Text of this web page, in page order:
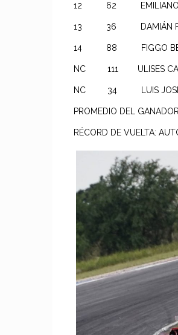
12 62 EMILIANO
13 36 DAMIÁN
14 88 FIGGO
NC 111 ULISES
NC 34 LUIS JOSÉ
PROMEDIO DEL
RÉCORD DE VUELTA: